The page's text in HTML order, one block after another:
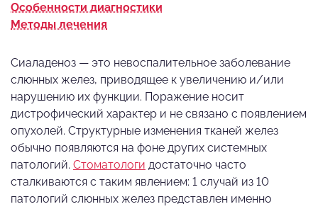
Особенности диагностики
Методы лечения
Сиаладеноз — это невоспалительное заболевание
слюнных желез, приводящее к увеличению и/или
нарушению их функции. Поражение носит
дистрофический характер и не связано с появлением
опухолей. Структурные изменения тканей желез
обычно появляются на фоне других системных
патологий. Стоматологи достаточно часто
сталкиваются с таким явлением: 1 случай из 10
патологий слюнных желез представлен именно